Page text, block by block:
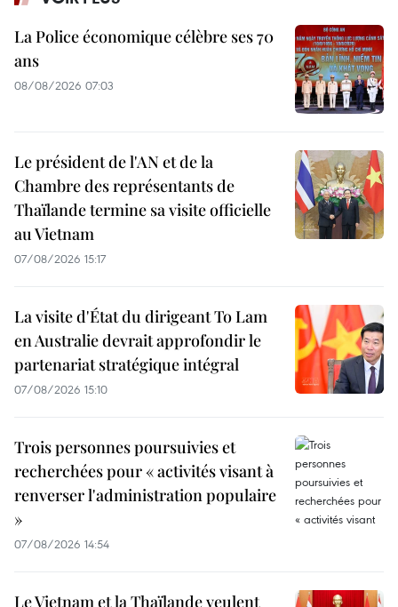
La Police économique célèbre ses 70
ans
08/08/2026 07:03
Le président de l'AN et de la
Chambre des représentants de
Thaïlande termine sa visite officielle
au Vietnam
07/08/2026 15:17
La visite d'État du dirigeant To Lam
en Australie devrait approfondir le
partenariat stratégique intégral
07/08/2026 15:10
Trois personnes poursuivies et
recherchées pour « activités visant à
renverser l'administration populaire
»
07/08/2026 14:54
Le Vietnam et la Thaïlande veulent